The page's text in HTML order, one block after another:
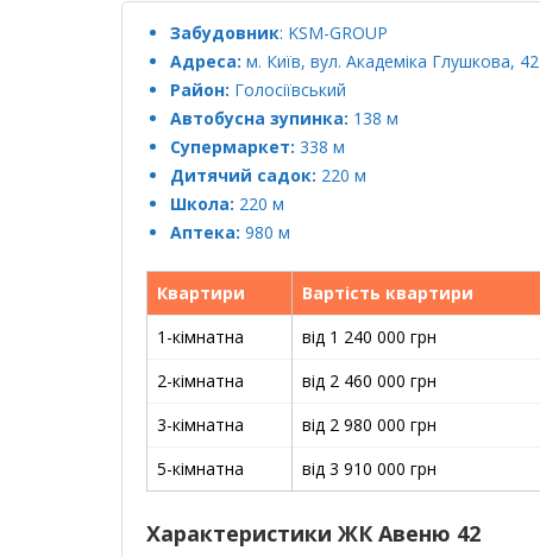
Забудовник: KSM-GROUP
Адреса: м. Київ, вул. Академіка Глушкова, 42
Район: Голосіївський
Автобусна зупинка: 138 м
Супермаркет: 338 м
Дитячий садок: 220 м
Школа: 220 м
Аптека: 980 м
Квартири Вартість квартири
1-кімнатна
від 1 240 000 грн
2-кімнатна
від 2 460 000 грн
3-кімнатна
від 2 980 000 грн
5-кімнатна
від 3 910 000 грн
Характеристики ЖК Авеню 42